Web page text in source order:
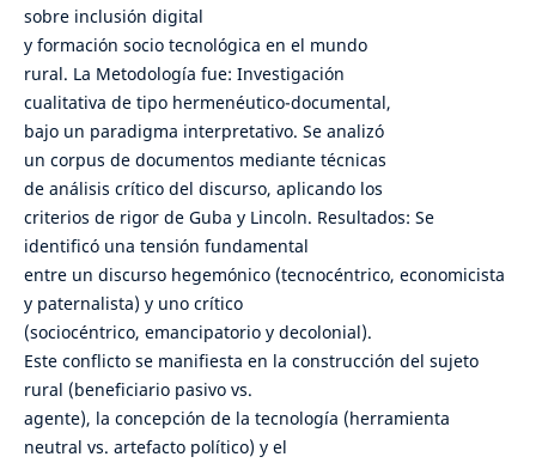
sobre inclusión digital
y formación socio tecnológica en el mundo
rural. La Metodología fue: Investigación
cualitativa de tipo hermenéutico-documental,
bajo un paradigma interpretativo. Se analizó
un corpus de documentos mediante técnicas
de análisis crítico del discurso, aplicando los
criterios de rigor de Guba y Lincoln. Resultados: Se
identificó una tensión fundamental
entre un discurso hegemónico (tecnocéntrico, economicista
y paternalista) y uno crítico
(sociocéntrico, emancipatorio y decolonial).
Este conflicto se manifiesta en la construcción del sujeto
rural (beneficiario pasivo vs.
agente), la concepción de la tecnología (herramienta
neutral vs. artefacto político) y el